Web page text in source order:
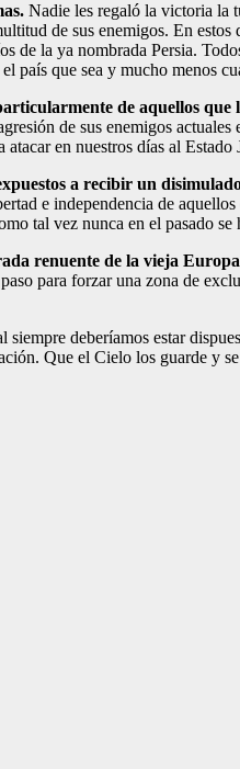
Nadie les regaló la victoria la
de sus enemigos. En
la ya nombrada Persia.
país que sea y mucho menos
de aquellos
de sus enemigos
atacar en nuestros días al Estado
a recibir un
e independencia de
tal vez nunca en el pasado
renuente de la vieja
para forzar una zona de
deberíamos estar
Que el Cielo los guarde y